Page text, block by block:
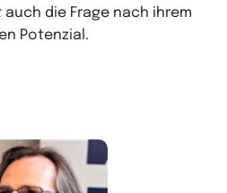
die Frage nach ihrem
Potenzial.